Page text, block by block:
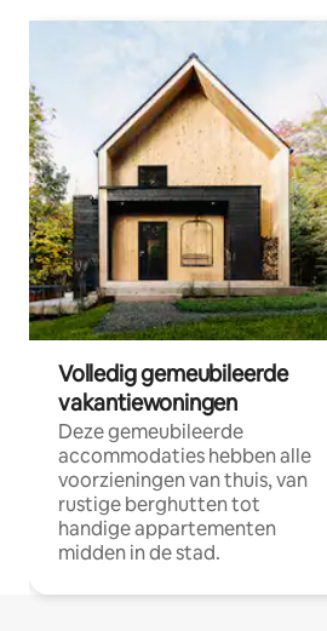
Volledig gemeubileerde
vakantiewoningen
Deze gemeubileerde
accommodaties hebben alle
voorzieningen van thuis, van
rustige berghutten tot
handige appartementen
midden in de stad.